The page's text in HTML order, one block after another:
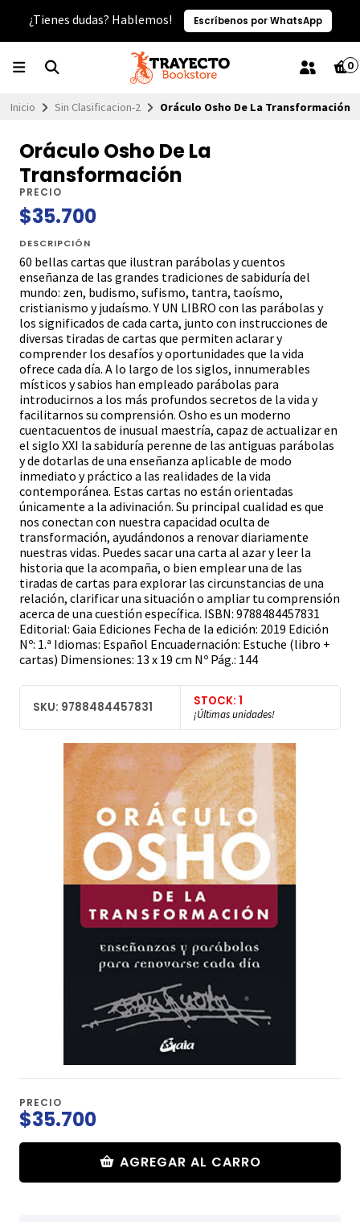
¿Tienes dudas? Hablemos! Escríbenos por WhatsApp
0
Inicio Sin Clasificacion-2 Oráculo Osho De La Transformación
Oráculo Osho De La
Transformación
PRECIO
$35.700
DESCRIPCIÓN
60 bellas cartas que ilustran parábolas y cuentos
enseñanza de las grandes tradiciones de sabiduría del
mundo: zen, budismo, sufismo, tantra, taoísmo,
cristianismo y judaísmo. Y UN LIBRO con las parábolas y
los significados de cada carta, junto con instrucciones de
diversas tiradas de cartas que permiten aclarar y
comprender los desafíos y oportunidades que la vida
ofrece cada día. A lo largo de los siglos, innumerables
místicos y sabios han empleado parábolas para
introducirnos a los más profundos secretos de la vida y
facilitarnos su comprensión. Osho es un moderno
cuentacuentos de inusual maestría, capaz de actualizar en
el siglo XXI la sabiduría perenne de las antiguas parábolas
y de dotarlas de una enseñanza aplicable de modo
inmediato y práctico a las realidades de la vida
contemporánea. Estas cartas no están orientadas
únicamente a la adivinación. Su principal cualidad es que
nos conectan con nuestra capacidad oculta de
transformación, ayudándonos a renovar diariamente
nuestras vidas. Puedes sacar una carta al azar y leer la
historia que la acompaña, o bien emplear una de las
tiradas de cartas para explorar las circunstancias de una
relación, clarificar una situación o ampliar tu comprensión
acerca de una cuestión específica. ISBN: 9788484457831
Editorial: Gaia Ediciones Fecha de la edición: 2019 Edición
Nº: 1.ª Idiomas: Español Encuadernación: Estuche (libro +
cartas) Dimensiones: 13 x 19 cm Nº Pág.: 144
SKU: 9788484457831 STOCK: 1
¡Últimas unidades!
PRECIO
$35.700
AGREGAR AL CARRO